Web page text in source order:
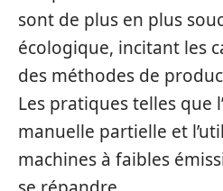
sont de plus en plus
écologique, incitant les
des méthodes de
Les pratiques telles que
manuelle partielle et
machines à faibles